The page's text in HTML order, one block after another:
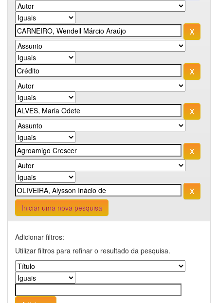
Iniciar uma nova pesquisa
Adicionar filtros:
Utilizar filtros para refinar o resultado da pesquisa.